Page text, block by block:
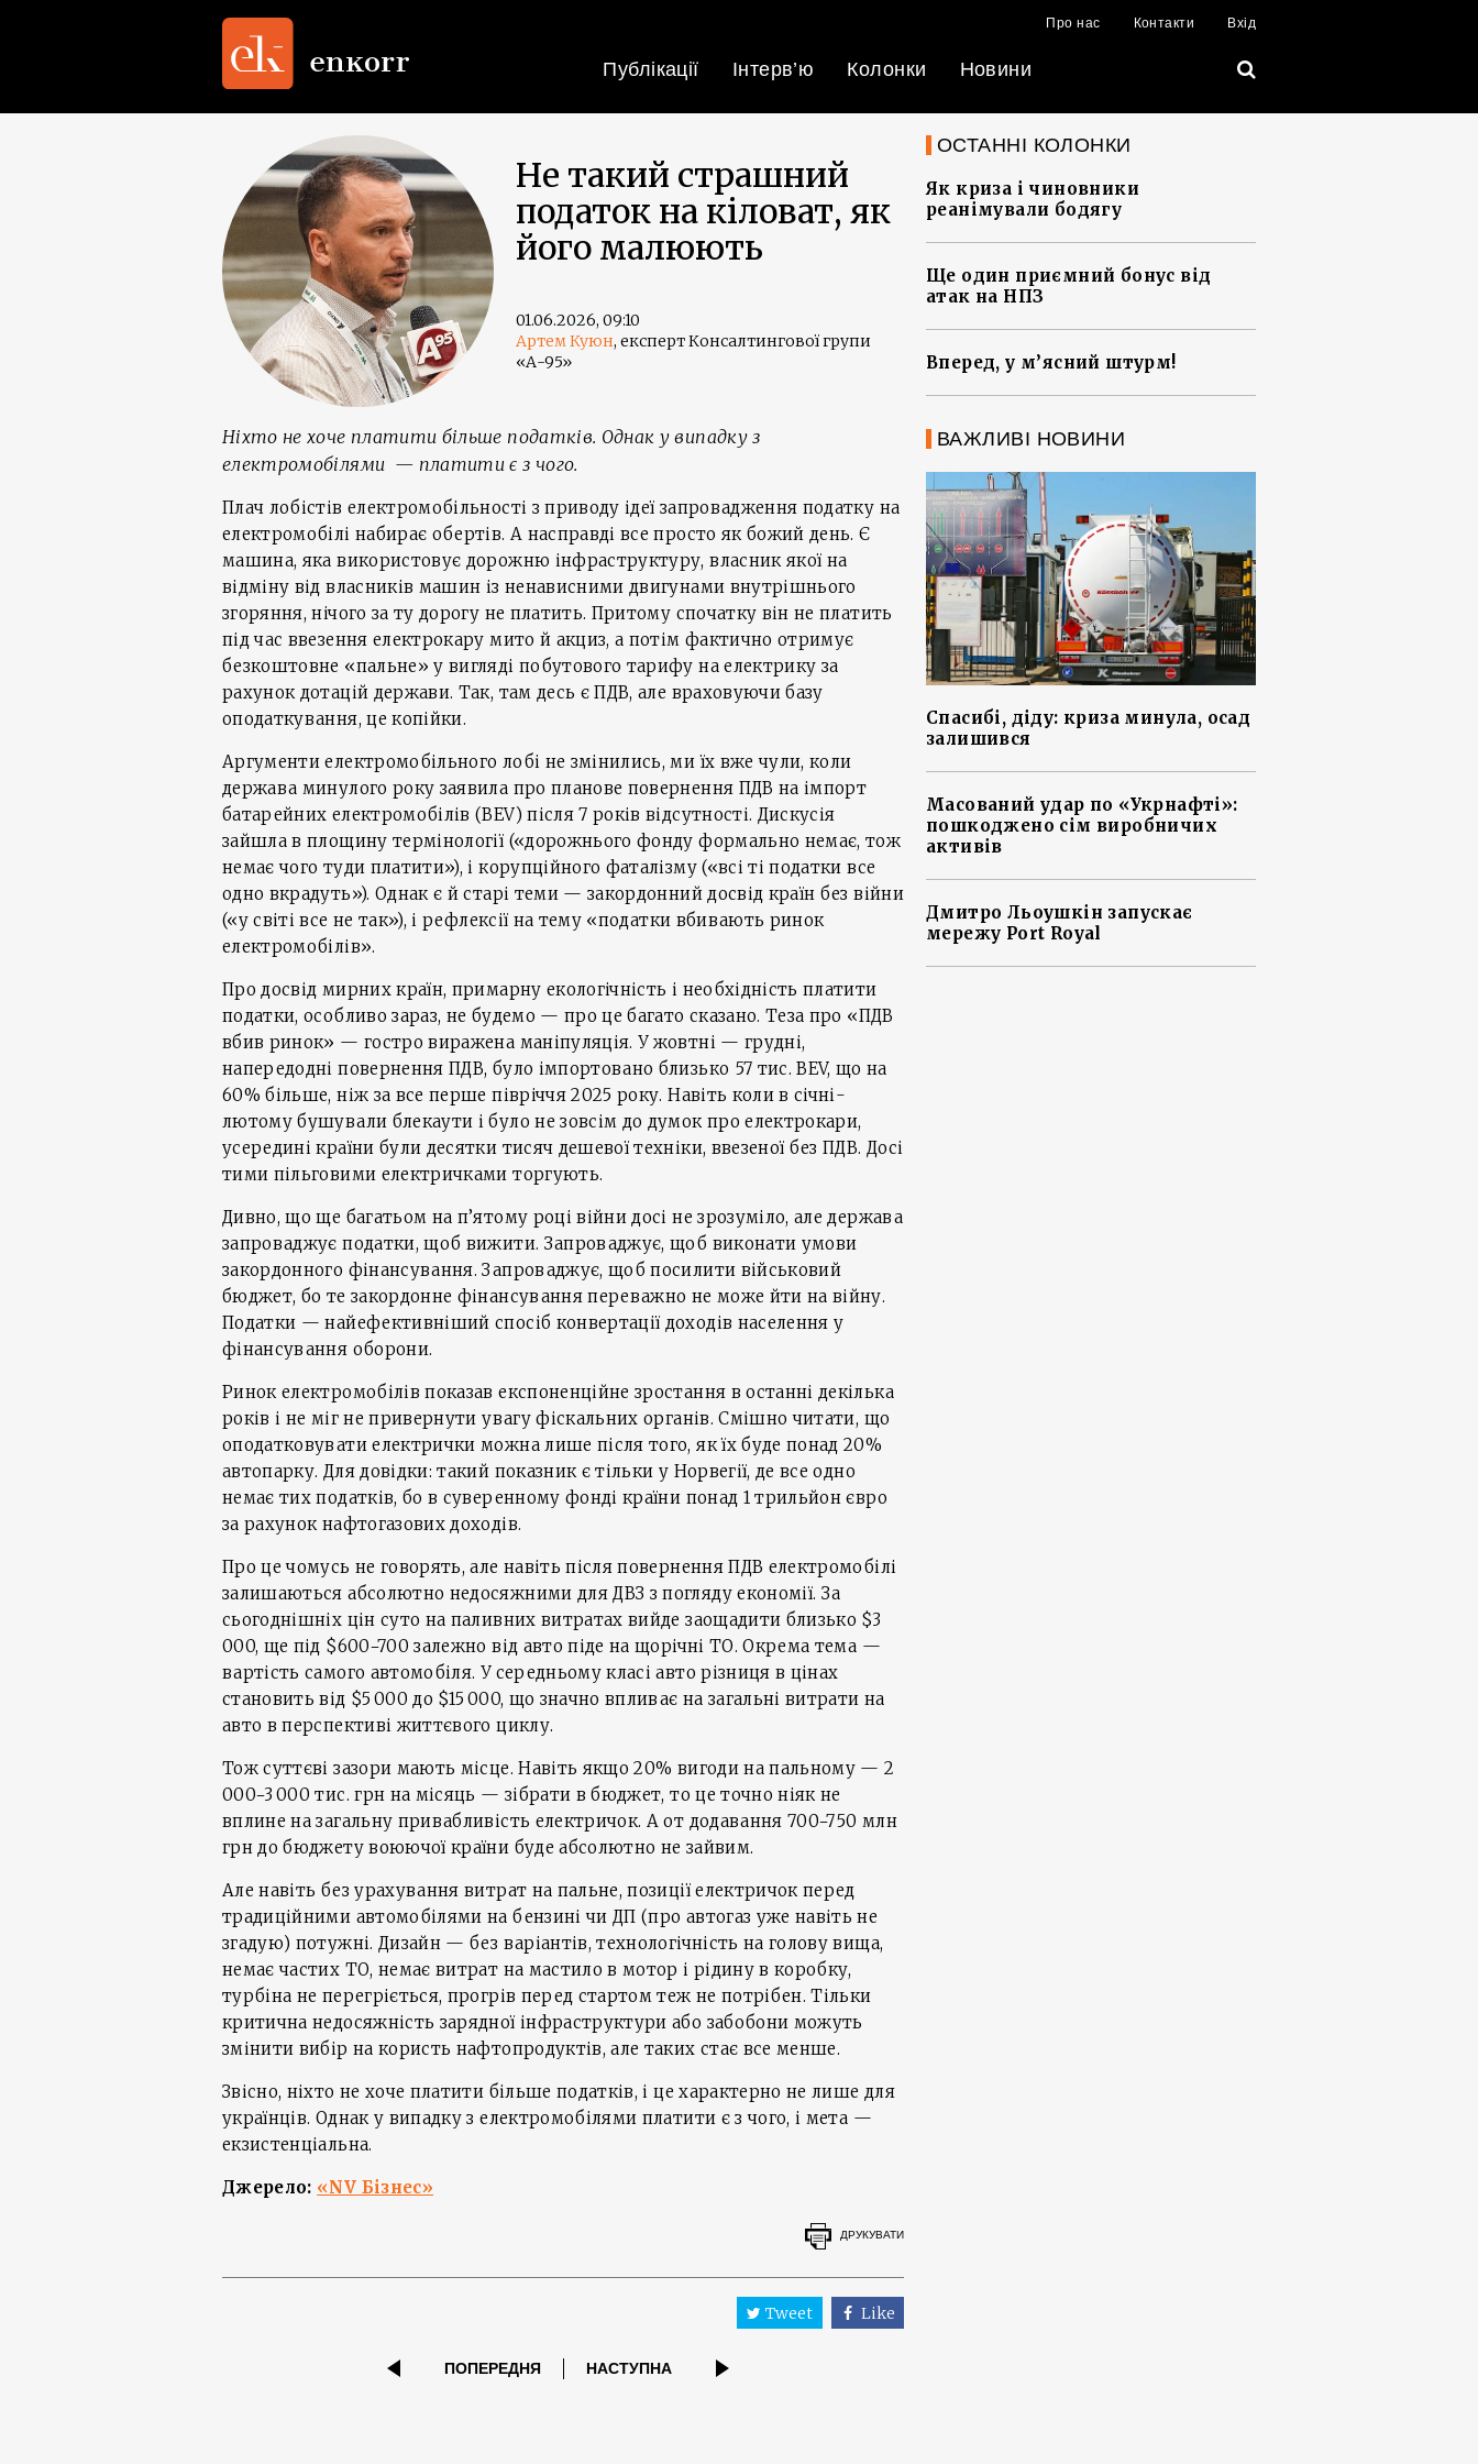
Про нас Контакти Вхід
Публікації Інтерв’ю Колонки Новини
Не такий страшний
податок на кіловат, як
його малюють
01.06.2026, 09:10
Артем Куюн, експерт Консалтингової групи
«А-95»
Ніхто не хоче платити більше податків. Однак у випадку з
електромобілями — платити є з чого.
Плач лобістів електромобільності з приводу ідеї запровадження податку на
електромобілі набирає обертів. А насправді все просто як божий день. Є
машина, яка використовує дорожню інфраструктуру, власник якої на
відміну від власників машин із ненависними двигунами внутрішнього
згоряння, нічого за ту дорогу не платить. Притому спочатку він не платить
під час ввезення електрокару мито й акциз, а потім фактично отримує
безкоштовне «пальне» у вигляді побутового тарифу на електрику за
рахунок дотацій держави. Так, там десь є ПДВ, але враховуючи базу
оподаткування, це копійки.
Аргументи електромобільного лобі не змінились, ми їх вже чули, коли
держава минулого року заявила про планове повернення ПДВ на імпорт
батарейних електромобілів (BEV) після 7 років відсутності. Дискусія
зайшла в площину термінології («дорожнього фонду формально немає, тож
немає чого туди платити»), і корупційного фаталізму («всі ті податки все
одно вкрадуть»). Однак є й старі теми — закордонний досвід країн без війни
(«у світі все не так»), і рефлексії на тему «податки вбивають ринок
електромобілів».
Про досвід мирних країн, примарну екологічність і необхідність платити
податки, особливо зараз, не будемо — про це багато сказано. Теза про «ПДВ
вбив ринок» — гостро виражена маніпуляція. У жовтні — грудні,
напередодні повернення ПДВ, було імпортовано близько 57 тис. BEV, що на
60% більше, ніж за все перше півріччя 2025 року. Навіть коли в січні-
лютому бушували блекаути і було не зовсім до думок про електрокари,
усередині країни були десятки тисяч дешевої техніки, ввезеної без ПДВ. Досі
тими пільговими електричками торгують.
Дивно, що ще багатьом на п’ятому році війни досі не зрозуміло, але держава
запроваджує податки, щоб вижити. Запроваджує, щоб виконати умови
закордонного фінансування. Запроваджує, щоб посилити військовий
бюджет, бо те закордонне фінансування переважно не може йти на війну.
Податки — найефективніший спосіб конвертації доходів населення у
фінансування оборони.
Ринок електромобілів показав експоненційне зростання в останні декілька
років і не міг не привернути увагу фіскальних органів. Смішно читати, що
оподатковувати електрички можна лише після того, як їх буде понад 20%
автопарку. Для довідки: такий показник є тільки у Норвегії, де все одно
немає тих податків, бо в суверенному фонді країни понад 1 трильйон євро
за рахунок нафтогазових доходів.
Про це чомусь не говорять, але навіть після повернення ПДВ електромобілі
залишаються абсолютно недосяжними для ДВЗ з погляду економії. За
сьогоднішніх цін суто на паливних витратах вийде заощадити близько $3
000, ще під $600−700 залежно від авто піде на щорічні ТО. Окрема тема —
вартість самого автомобіля. У середньому класі авто різниця в цінах
становить від $5 000 до $15 000, що значно впливає на загальні витрати на
авто в перспективі життєвого циклу.
Тож суттєві зазори мають місце. Навіть якщо 20% вигоди на пальному — 2
000−3 000 тис. грн на місяць — зібрати в бюджет, то це точно ніяк не
вплине на загальну привабливість електричок. А от додавання 700−750 млн
грн до бюджету воюючої країни буде абсолютно не зайвим.
Але навіть без урахування витрат на пальне, позиції електричок перед
традиційними автомобілями на бензині чи ДП (про автогаз уже навіть не
згадую) потужні. Дизайн — без варіантів, технологічність на голову вища,
немає частих ТО, немає витрат на мастило в мотор і рідину в коробку,
турбіна не перегріється, прогрів перед стартом теж не потрібен. Тільки
критична недосяжність зарядної інфраструктури або забобони можуть
змінити вибір на користь нафтопродуктів, але таких стає все менше.
Звісно, ніхто не хоче платити більше податків, і це характерно не лише для
українців. Однак у випадку з електромобілями платити є з чого, і мета —
екзистенціальна.
Джерело: «NV Бізнес»
ДРУКУВАТИ
Tweet Like
ПОПЕРЕДНЯ НАСТУПНА
ОСТАННІ КОЛОНКИ
Як криза і чиновники
реанімували бодягу
Ще один приємний бонус від
атак на НПЗ
Вперед, у м’ясний штурм!
ВАЖЛИВІ НОВИНИ
Спасибі, діду: криза минула, осад
залишився
Масований удар по «Укрнафті»:
пошкоджено сім виробничих
активів
Дмитро Льоушкін запускає
мережу Port Royal